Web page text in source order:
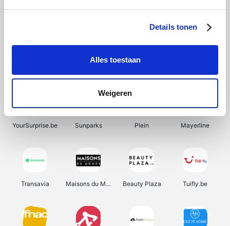
Details tonen
Alles toestaan
Weigeren
SupraBazar Shein Bergfreunde Smartwatchbanden
YourSurprise.be Sunparks Plein Mayerline
Transavia Maisons du Monde Beauty Plaza Tuifly.be